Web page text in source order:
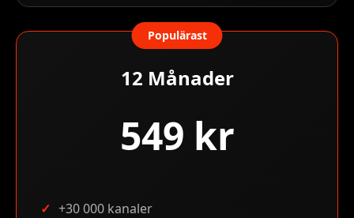
Populärast
12 Månader
549 kr
+30 000 kanaler